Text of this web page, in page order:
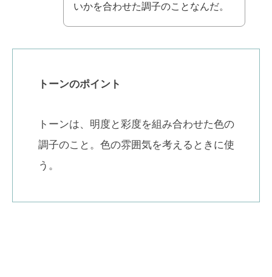
いかを合わせた調子のことなんだ。
トーンのポイント
トーンは、明度と彩度を組み合わせた色の
調子のこと。色の雰囲気を考えるときに使
う。